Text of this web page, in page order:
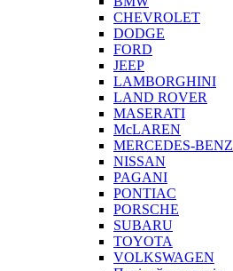
CHEVROLET
DODGE
FORD
JEEP
LAMBORGHINI
LAND ROVER
MASERATI
McLAREN
MERCEDES-BENZ
NISSAN
PAGANI
PONTIAC
PORSCHE
SUBARU
TOYOTA
VOLKSWAGEN